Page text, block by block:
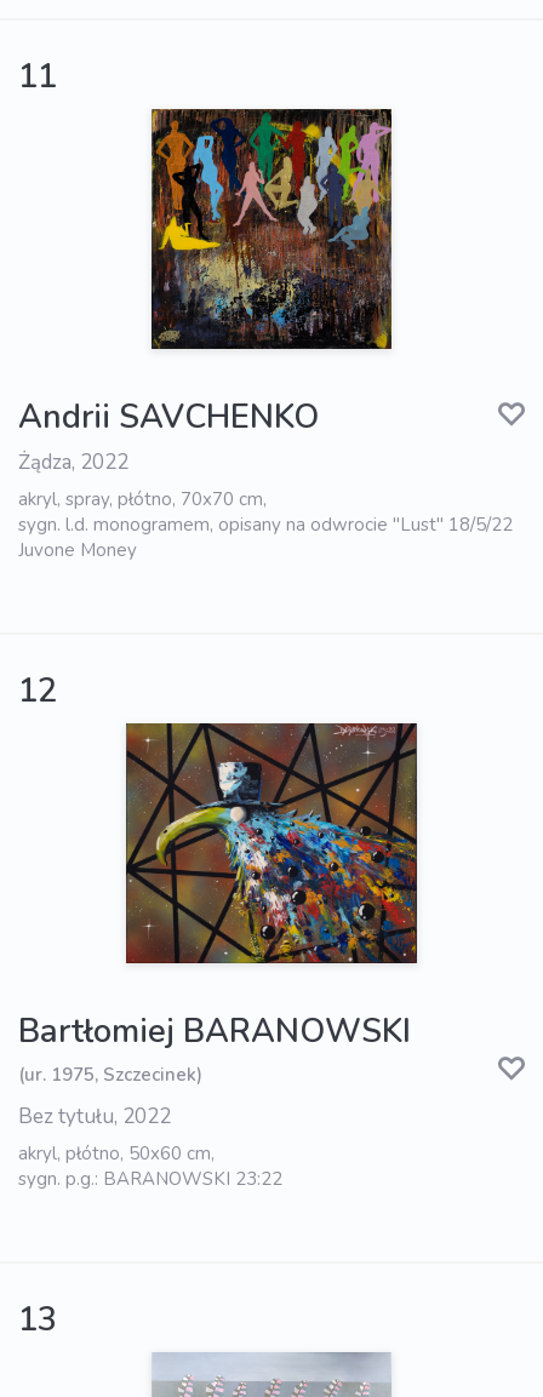
11
Andrii SAVCHENKO
Żądza, 2022
akryl, spray, płótno, 70x70 cm,
sygn. l.d. monogramem, opisany na odwrocie "Lust" 18/5/22
Juvone Money
12
Bartłomiej BARANOWSKI
(ur. 1975, Szczecinek)
Bez tytułu, 2022
akryl, płótno, 50x60 cm,
sygn. p.g.: BARANOWSKI 23:22
13